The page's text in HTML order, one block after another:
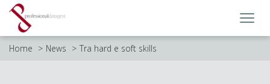
Home News Tra hard e soft skills